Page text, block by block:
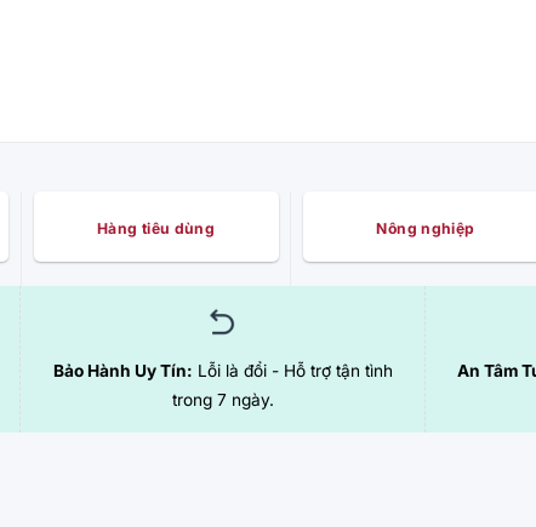
Hàng tiêu dùng Nông nghiệp
Bảo Hành Uy Tín: Lỗi là đổi - Hỗ trợ tận tình
trong 7 ngày.
An Tâm